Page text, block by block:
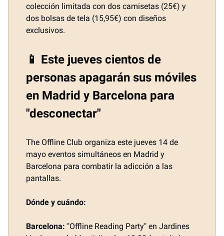
colección limitada con dos camisetas (25€) y
dos bolsas de tela (15,95€) con diseños
exclusivos.
📱 Este jueves cientos de
personas apagarán sus móviles
en Madrid y Barcelona para
"desconectar"
The Offline Club organiza este jueves 14 de
mayo eventos simultáneos en Madrid y
Barcelona para combatir la adicción a las
pantallas.
Dónde y cuándo:
Barcelona: "Offline Reading Party" en Jardines